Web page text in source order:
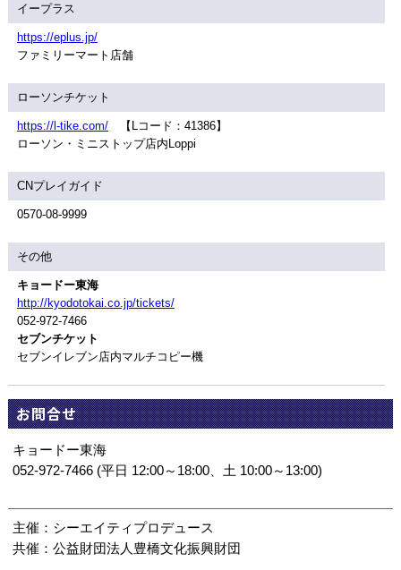
イープラス
https://eplus.jp/
ファミリーマート店舗
ローソンチケット
https://l-tike.com/【Lコード：41386】
ローソン・ミニストップ店内Loppi
CNプレイガイド
0570-08-9999
その他
キョードー東海
http://kyodotokai.co.jp/tickets/
052-972-7466
セブンチケット
セブンイレブン店内マルチコピー機
お問合せ
キョードー東海
052-972-7466 (平日 12:00～18:00、土 10:00～13:00)
主催：シーエイティプロデュース
共催：公益財団法人豊橋文化振興財団